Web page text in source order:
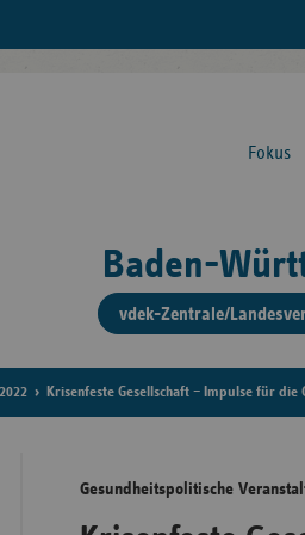
Fokus
Baden-
vdek-Zentrale/
2022 Krisenfeste Gesellschaft – Impulse für
Gesundheitspolitische